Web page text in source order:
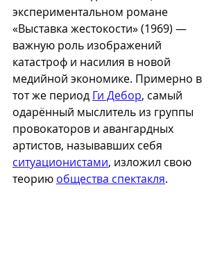
экспериментальном романе
«Выставка жестокости» (1969) —
важную роль изображений
катастроф и насилия в новой
медийной экономике. Примерно в
тот же период Ги Дебор, самый
одарённый мыслитель из группы
провокаторов и авангардных
артистов, называвших себя
ситуационистами, изложил свою
теорию общества спектакля.